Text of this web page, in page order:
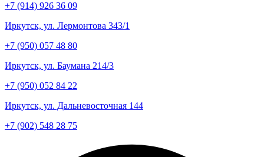
+7 (914) 926 36 09
Иркутск, ул. Лермонтова 343/1
+7 (950) 057 48 80
Иркутск, ул. Баумана 214/3
+7 (950) 052 84 22
Иркутск, ул. Дальневосточная 144
+7 (902) 548 28 75